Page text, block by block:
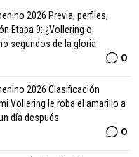
2026 Previa, perfiles,
Etapa 9: ¿Vollering o
segundos de la gloria
0
2026 Clasificación
Vollering le roba el amarillo a
día después
0